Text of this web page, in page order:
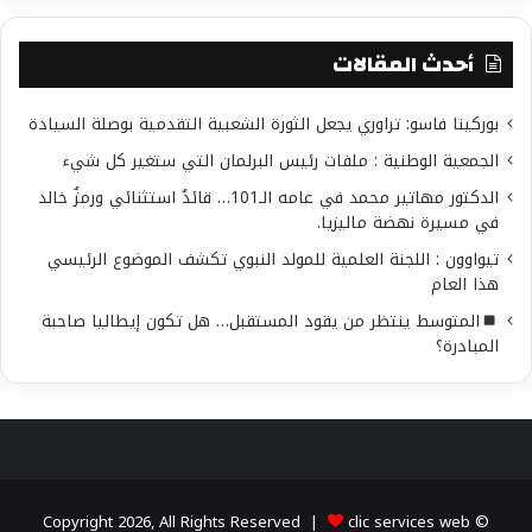
بحضور كبار المسئولين في الحكومة السنغالية و رجال
الأعمال و المستثمرين والإعلاميين، وذلك لمزيد دعم
العلاقات المميزة والواعدة بين البلدين الصديقين.
هذا ويتقدم الشعب السنغالي إلى دولة الإمارات
العربية المتحدة حكومة وشعبا بأطيب التهاني
بمناسبة الاحتفال بعيد الاتحاد الخمسين لدولة الإمارات
العربية المتحدة.
شارك هذا الموضوع:
فيس بوك X
أحدث المقالات
بوركينا فاسو: تراوري يجعل الثورة الشعبية التقدمية بوصلة السيادة
الجمعية الوطنية : ملفات رئيس البرلمان التي ستغير كل شيء
الدكتور مهاتير محمد في عامه الـ101… قائدٌ استثنائي ورمزٌ خالد
في مسيرة نهضة ماليزيا.
تيواوون : اللجنة العلمية للمولد النبوي تكشف الموضوع الرئيسي
هذا العام
المتوسط ينتظر من يقود المستقبل… هل تكون إيطاليا صاحبة
المبادرة؟
© Copyright 2026, All Rights Reserved |
clic services web